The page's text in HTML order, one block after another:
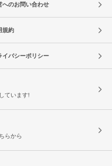
へのお問い合わせ
規約
イバシーポリシー
ています!
らから